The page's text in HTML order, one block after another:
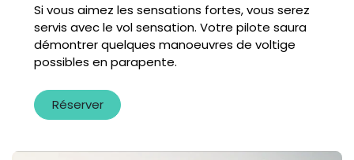
Si vous aimez les sensations fortes, vous serez
servis avec le vol sensation. Votre pilote saura
démontrer quelques manoeuvres de voltige
possibles en parapente.
Réserver